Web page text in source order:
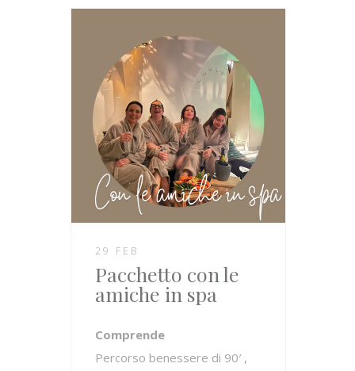
29 FEB
Pacchetto con le
amiche in spa
Comprende
Percorso benessere di 90′ ,